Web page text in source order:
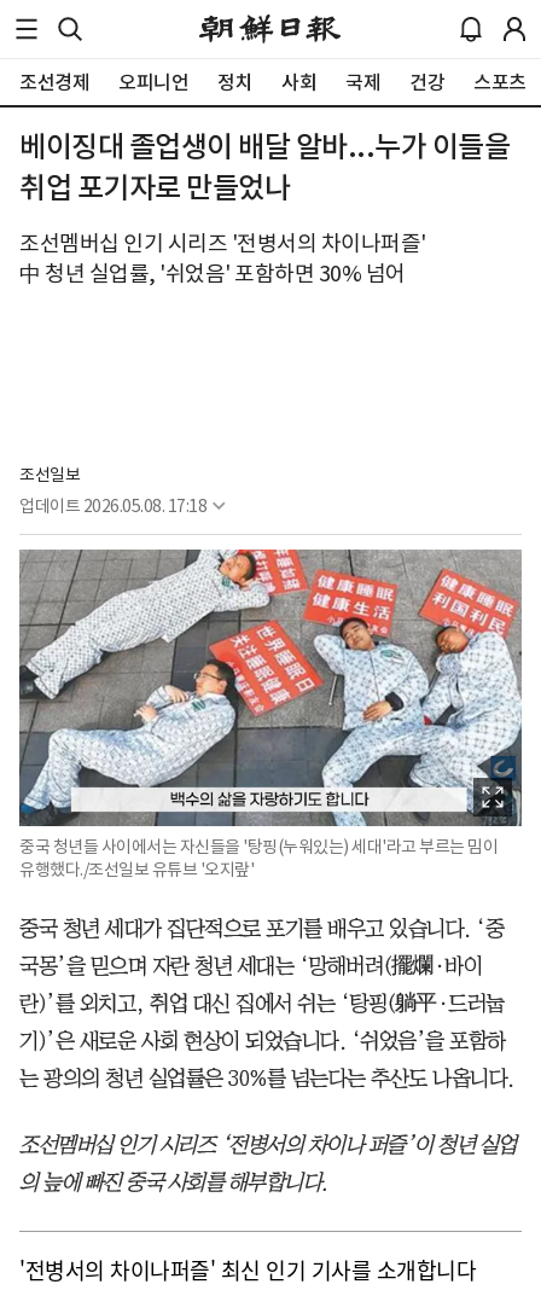
조선경제 오피니언 정치 사회 국제 건강 스포츠
베이징대 졸업생이 배달 알바...누가 이들을
취업 포기자로 만들었나
조선멤버십 인기 시리즈 '전병서의 차이나퍼즐'
中 청년 실업률, '쉬었음' 포함하면 30% 넘어
조선일보
업데이트 2026.05.08. 17:18
중국 청년들 사이에서는 자신들을 '탕핑(누워있는) 세대'라고 부르는 밈이
유행했다./조선일보 유튜브 '오지랖'
중국 청년 세대가 집단적으로 포기를 배우고 있습니다. ‘중
국몽’을 믿으며 자란 청년 세대는 ‘망해버려(擺爛·바이
란)’를 외치고, 취업 대신 집에서 쉬는 ‘탕핑(躺平·드러눕
기)’은 새로운 사회 현상이 되었습니다. ‘쉬었음’을 포함하
는 광의의 청년 실업률은 30%를 넘는다는 추산도 나옵니다.
조선멤버십 인기 시리즈 ‘전병서의 차이나 퍼즐’이 청년 실업
의 늪에 빠진 중국 사회를 해부합니다.
'전병서의 차이나퍼즐' 최신 인기 기사를 소개합니다